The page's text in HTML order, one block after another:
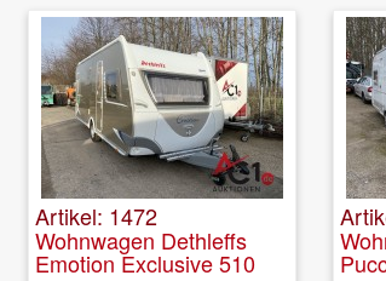
Artikel: 1472
Wohnwagen Dethleffs
Emotion Exclusive 510